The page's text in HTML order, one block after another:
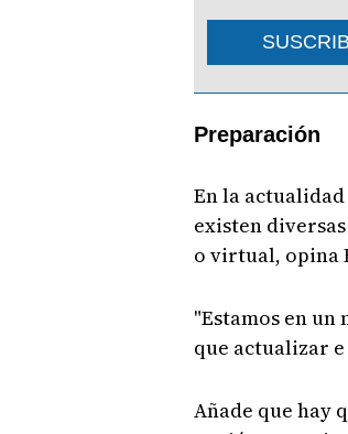
Preparación
En la
existen
o virtual, opina
"Estamos en
que actualizar
Añade que hay